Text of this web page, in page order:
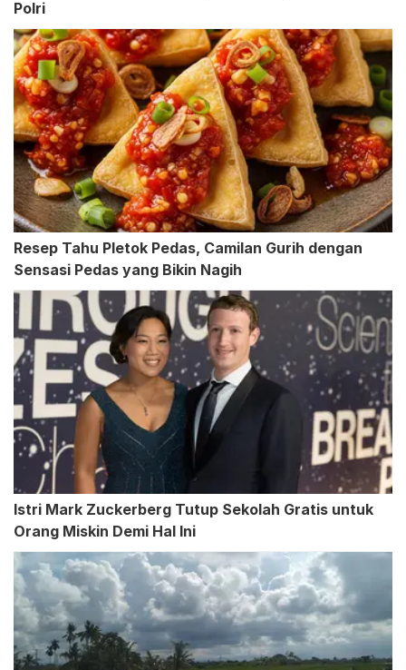
Polri
Resep Tahu Pletok Pedas, Camilan Gurih dengan
Sensasi Pedas yang Bikin Nagih
Istri Mark Zuckerberg Tutup Sekolah Gratis untuk
Orang Miskin Demi Hal Ini